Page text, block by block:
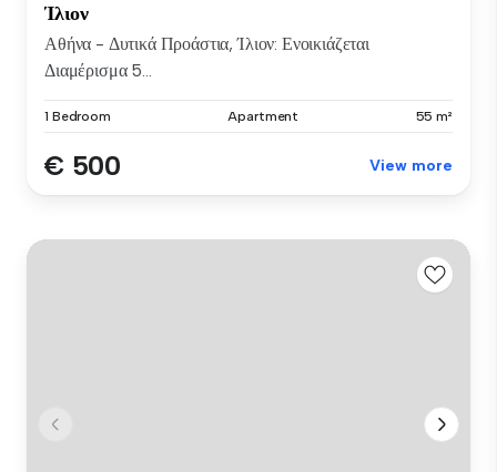
Ίλιον
Αθήνα - Δυτικά Προάστια, Ίλιον: Ενοικιάζεται
Διαμέρισμα 5...
1 Bedroom Apartment 55 m²
€ 500 View more